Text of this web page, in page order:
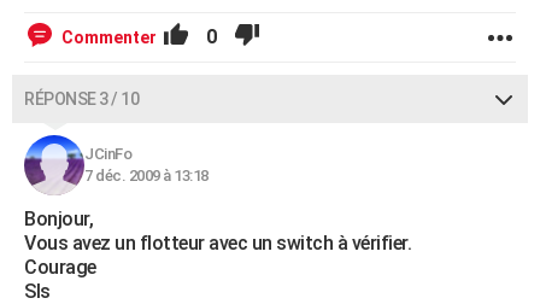
Commenter 0
RÉPONSE 3 / 10
JCinFo
7 déc. 2009 à 13:18
Bonjour,
Vous avez un flotteur avec un switch à vérifier.
Courage
Sls